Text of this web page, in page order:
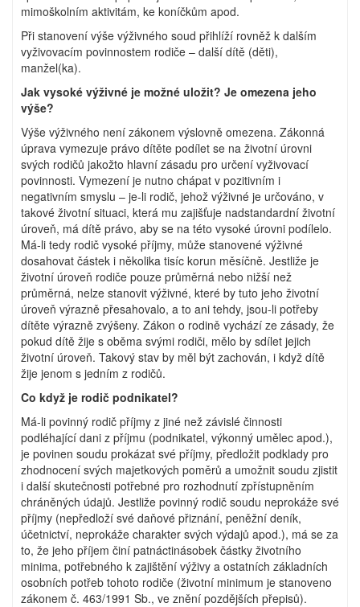
mimoškolním aktivitám, ke koníčkům apod.
Při stanovení výše výživného soud přihlíží rovněž k dalším
vyživovacím povinnostem rodiče – další dítě (děti),
manžel(ka).
Jak vysoké výživné je možné uložit? Je omezena jeho
výše?
Výše výživného není zákonem výslovně omezena. Zákonná
úprava vymezuje právo dítěte podílet se na životní úrovni
svých rodičů jakožto hlavní zásadu pro určení vyživovací
povinnosti. Vymezení je nutno chápat v pozitivním i
negativním smyslu – je-li rodič, jehož výživné je určováno, v
takové životní situaci, která mu zajišťuje nadstandardní životní
úroveň, má dítě právo, aby se na této vysoké úrovni podílelo.
Má-li tedy rodič vysoké příjmy, může stanovené výživné
dosahovat částek i několika tisíc korun měsíčně. Jestliže je
životní úroveň rodiče pouze průměrná nebo nižší než
průměrná, nelze stanovit výživné, které by tuto jeho životní
úroveň výrazně přesahovalo, a to ani tehdy, jsou-li potřeby
dítěte výrazně zvýšeny. Zákon o rodině vychází ze zásady, že
pokud dítě žije s oběma svými rodiči, mělo by sdílet jejich
životní úroveň. Takový stav by měl být zachován, i když dítě
žije jenom s jedním z rodičů.
Co když je rodič podnikatel?
Má-li povinný rodič příjmy z jiné než závislé činnosti
podléhající dani z příjmu (podnikatel, výkonný umělec apod.),
je povinen soudu prokázat své příjmy, předložit podklady pro
zhodnocení svých majetkových poměrů a umožnit soudu zjistit
i další skutečnosti potřebné pro rozhodnutí zpřístupněním
chráněných údajů. Jestliže povinný rodič soudu neprokáže své
příjmy (nepředloží své daňové přiznání, peněžní deník,
účetnictví, neprokáže charakter svých výdajů apod.), má se za
to, že jeho příjem činí patnáctinásobek částky životního
minima, potřebného k zajištění výživy a ostatních základních
osobních potřeb tohoto rodiče (životní minimum je stanoveno
zákonem č. 463/1991 Sb., ve znění pozdějších přepisů).